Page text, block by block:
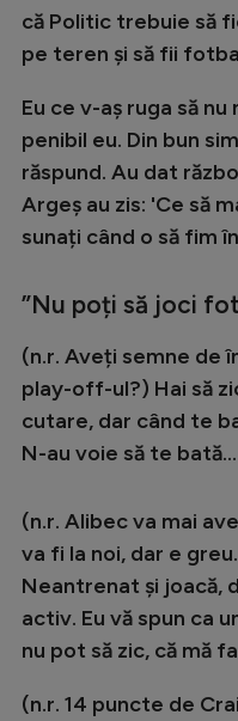
că Politic trebuie să
pe teren și să fii
Eu ce v-aș ruga să
penibil eu. Din bun
răspund. Au dat
Argeș au zis: 'Ce să
sunați când o să fim
”Nu poți să joci
(n.r. Aveți semne de
play-off-ul?) Hai să
cutare, dar când te
N-au voie să te
(n.r. Alibec va mai
va fi la noi, dar e
Neantrenat și joacă,
activ. Eu vă spun ca
nu pot să zic, că mă
(n.r. 14 puncte de